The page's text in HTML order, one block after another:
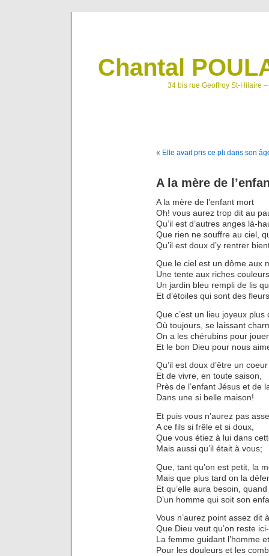
Chantal
34 bis rue Geoffroy St-Hilaire
« Elle avait pris ce pli dans son
A la mère de
A la mère de l’enfant mort
Oh! vous aurez trop dit au
Qu’il est d’autres anges là-
Que rien ne souffre au ciel,
Qu’il est doux d’y rentrer
Que le ciel est un dôme aux
Une tente aux riches
Un jardin bleu rempli de lis
Et d’étoiles qui sont des
Que c’est un lieu joyeux plus
Où toujours, se laissant
On a les chérubins pour
Et le bon Dieu pour nous
Qu’il est doux d’être un
Et de vivre, en toute saison,
Près de l’enfant Jésus et de
Dans une si belle maison!
Et puis vous n’aurez pas
A ce fils si frêle et si doux,
Que vous étiez à lui dans
Mais aussi qu’il était à vous;
Que, tant qu’on est petit, la
Mais que plus tard on la
Et qu’elle aura besoin,
D’un homme qui soit son
Vous n’aurez point assez dit
Que Dieu veut qu’on reste
La femme guidant l’homme
Pour les douleurs et les